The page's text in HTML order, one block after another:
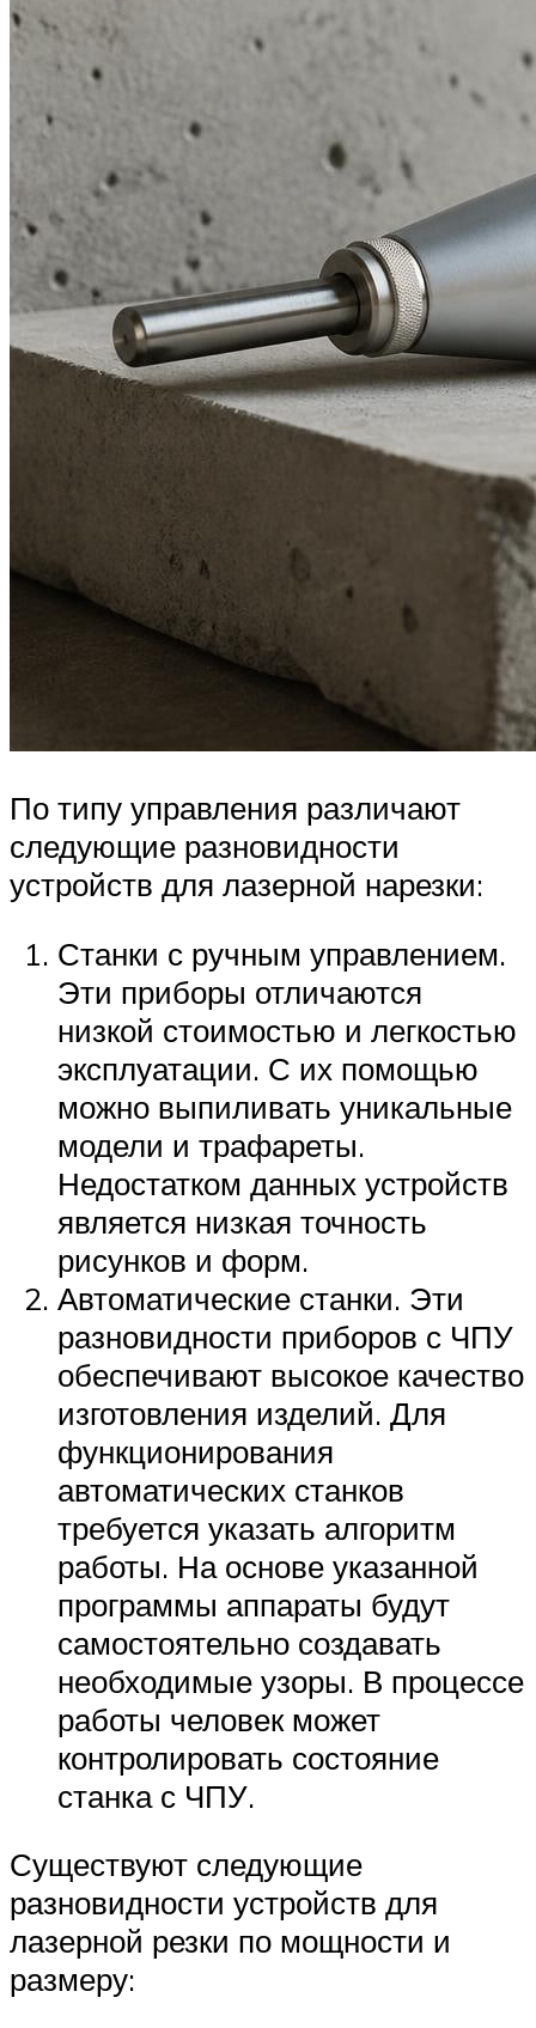
По типу управления различают
следующие разновидности
устройств для лазерной нарезки:
Станки с ручным управлением.
Эти приборы отличаются
низкой стоимостью и легкостью
эксплуатации. С их помощью
можно выпиливать уникальные
модели и трафареты.
Недостатком данных устройств
является низкая точность
рисунков и форм.
Автоматические станки. Эти
разновидности приборов с ЧПУ
обеспечивают высокое качество
изготовления изделий. Для
функционирования
автоматических станков
требуется указать алгоритм
работы. На основе указанной
программы аппараты будут
самостоятельно создавать
необходимые узоры. В процессе
работы человек может
контролировать состояние
станка с ЧПУ.
Существуют следующие
разновидности устройств для
лазерной резки по мощности и
размеру: